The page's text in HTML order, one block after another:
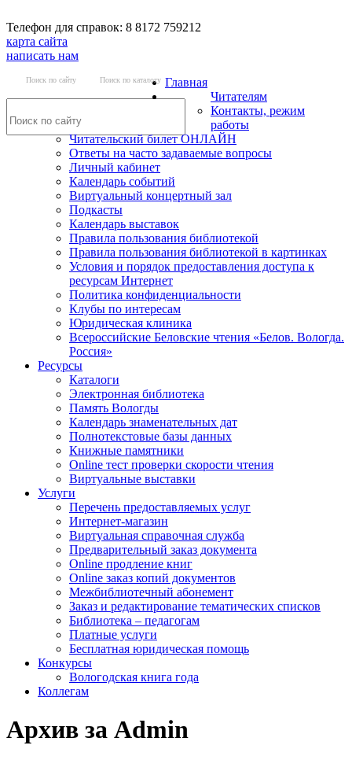
Телефон для справок: 8 8172 759212
карта сайта
написать нам
Поиск по сайту Поиск по каталогу Главная
Читателям
Контакты, режим
работы
Читательский билет ОНЛАЙН
Ответы на часто задаваемые вопросы
Личный кабинет
Календарь событий
Виртуальный концертный зал
Подкасты
Календарь выставок
Правила пользования библиотекой
Правила пользования библиотекой в картинках
Условия и порядок предоставления доступа к
ресурсам Интернет
Политика конфиденциальности
Клубы по интересам
Юридическая клиника
Всероссийские Беловские чтения «Белов. Вологда.
Россия»
Ресурсы
Каталоги
Электронная библиотека
Память Вологды
Календарь знаменательных дат
Полнотекстовые базы данных
Книжные памятники
Online тест проверки скорости чтения
Виртуальные выставки
Услуги
Перечень предоставляемых услуг
Интернет-магазин
Виртуальная справочная служба
Предварительный заказ документа
Online продление книг
Online заказ копий документов
Межбиблиотечный абонемент
Заказ и редактирование тематических списков
Библиотека – педагогам
Платные услуги
Бесплатная юридическая помощь
Конкурсы
Вологодская книга года
Коллегам
Архив за Admin